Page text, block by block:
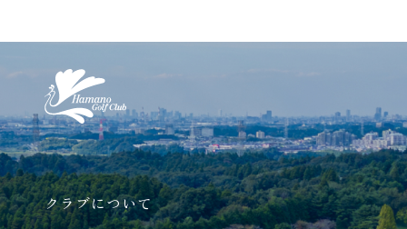
クラブについて